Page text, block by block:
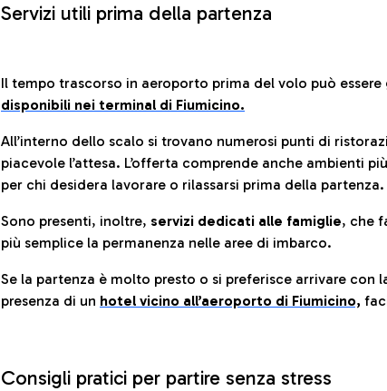
Servizi utili prima della partenza
Il tempo trascorso in aeroporto prima del volo può
disponibili nei terminal di Fiumicino.
All’interno dello scalo si trovano numerosi punti di
piacevole l’attesa. L’offerta comprende anche ambienti
per chi desidera lavorare o rilassarsi prima della partenza.
Sono presenti, inoltre, servizi dedicati alle famiglie, che
più semplice la permanenza nelle aree di imbarco.
Se la partenza è molto presto o si preferisce arrivare con
presenza di un hotel vicino all’aeroporto di Fiumicino,
Consigli pratici per partire senza stress